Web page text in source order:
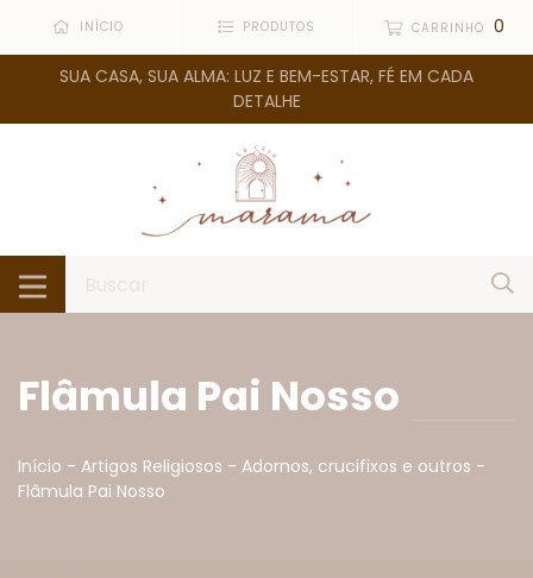
INÍCIO PRODUTOS CARRINHO 0
SUA CASA, SUA ALMA: LUZ E BEM-ESTAR, FÉ EM CADA
DETALHE
Flâmula Pai Nosso
Início - Artigos Religiosos - Adornos, crucifixos e outros -
Flâmula Pai Nosso